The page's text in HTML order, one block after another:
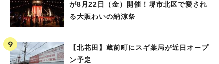
が8月22日（金）開催！堺市北区で愛され
る大賑わいの納涼祭
【北花田】蔵前町にスギ薬局が近日オープ
ン予定